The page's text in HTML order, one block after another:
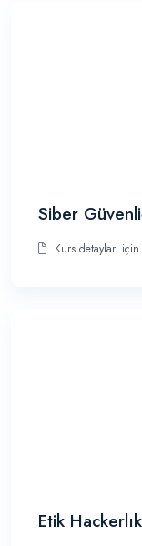
Siber
Kurs detayları için
Etik